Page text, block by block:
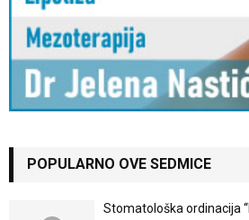
POPULARNO OVE SEDMICE
Stomatološka ordinacija